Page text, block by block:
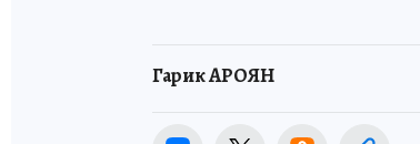
Гарик АРОЯН